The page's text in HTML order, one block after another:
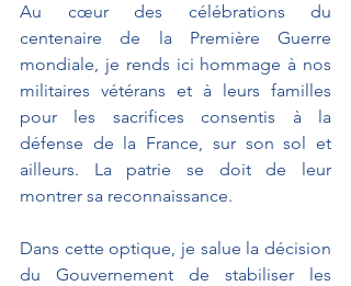
Au cœur des célébrations du
centenaire de la Première Guerre
mondiale, je rends ici hommage à nos
militaires vétérans et à leurs familles
pour les sacrifices consentis à la
défense de la France, sur son sol et
ailleurs. La patrie se doit de leur
montrer sa reconnaissance.
Dans cette optique, je salue la décision
du Gouvernement de stabiliser les